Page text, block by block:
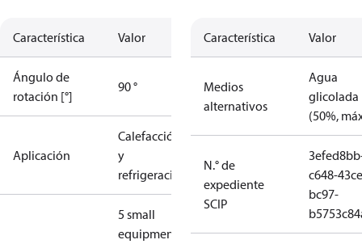
Característica Valor
Ángulo de
rotación [°]
90 °
Aplicación
Calefacción
y
refrigeración
5 small
equipment
Característica Valor
Medios
alternativos
Agua
glicolada
(50%,
N.° de
expediente
SCIP
c648-
bc97-